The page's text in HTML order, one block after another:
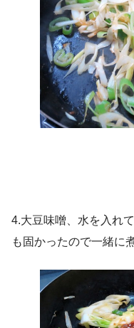
4.大豆味噌、水を入れ
も固かったので一緒に